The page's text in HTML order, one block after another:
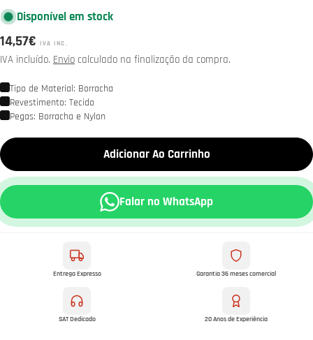
Disponível em stock
Preço
normal
14,57€ IVA INC.
IVA incluído. Envio calculado na finalização da compra.
Tipo de Material: Borracha
Revestimento: Tecido
Pegas: Borracha e Nylon
Adicionar Ao Carrinho
Falar no WhatsApp
Entrega Expresso Garantia 36 meses comercial
SAT Dedicado 20 Anos de Experiência